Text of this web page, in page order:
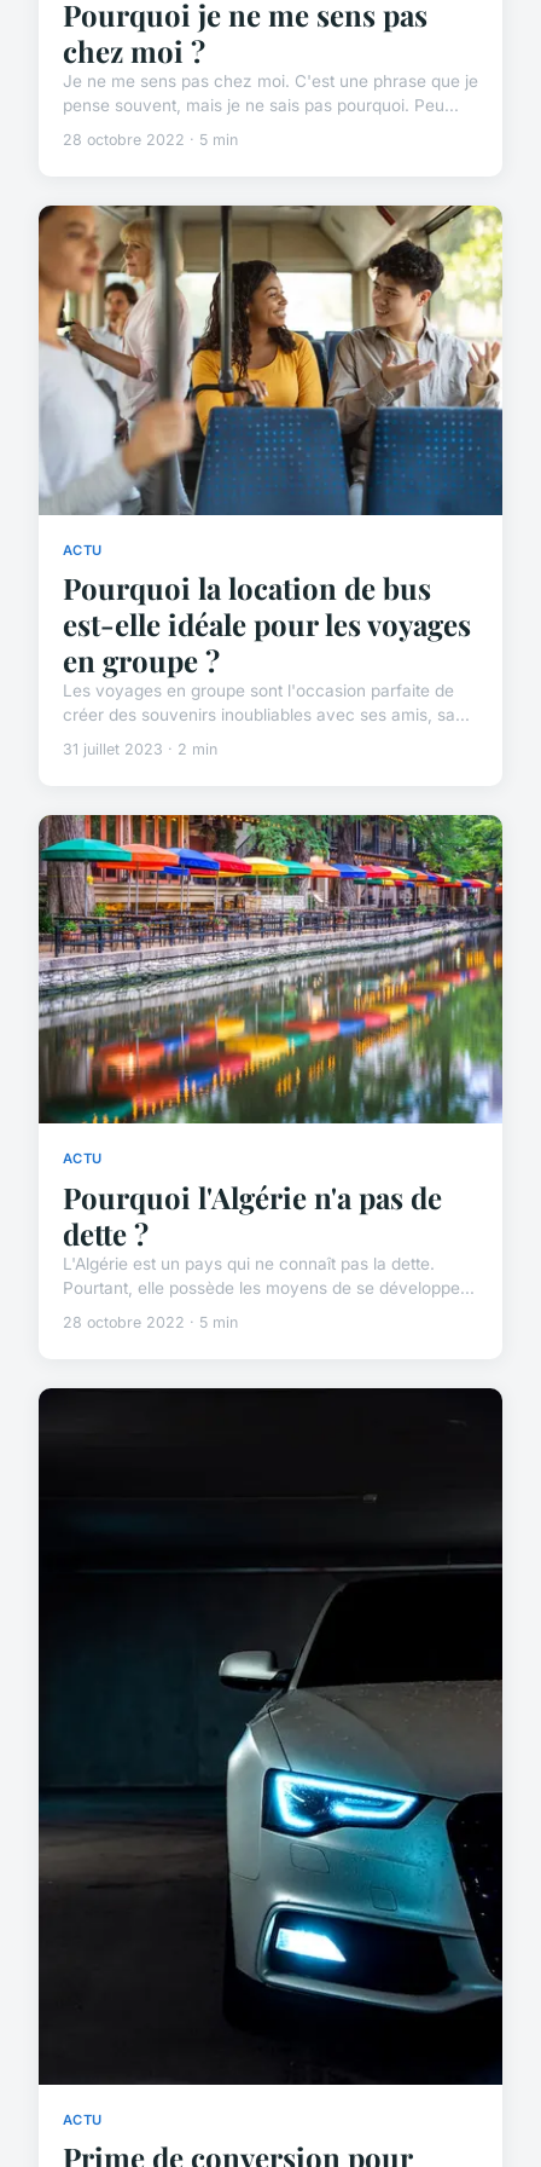
Pourquoi je ne me sens pas
chez moi ?
Je ne me sens pas chez moi. C'est une phrase que je
pense souvent, mais je ne sais pas pourquoi. Peu...
28 octobre 2022 · 5 min
ACTU
Pourquoi la location de bus
est-elle idéale pour les voyages
en groupe ?
Les voyages en groupe sont l'occasion parfaite de
créer des souvenirs inoubliables avec ses amis, sa...
31 juillet 2023 · 2 min
ACTU
Pourquoi l'Algérie n'a pas de
dette ?
L'Algérie est un pays qui ne connaît pas la dette.
Pourtant, elle possède les moyens de se développe...
28 octobre 2022 · 5 min
ACTU
Prime de conversion pour